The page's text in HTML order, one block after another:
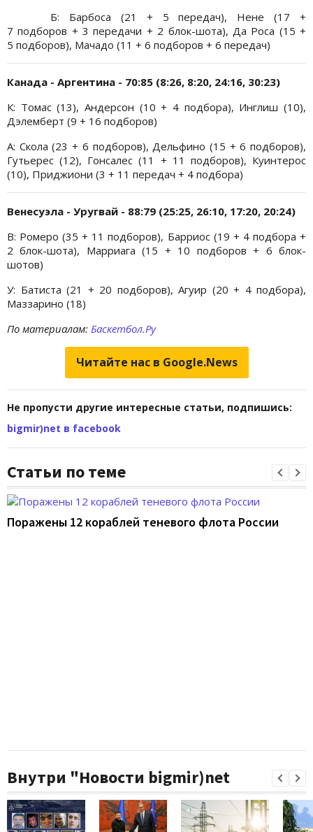
Б: Барбоса (21 + 5 передач), Нене (17 +
7 подборов + 3 передачи + 2 блок-шота), Да Роса (15 +
5 подборов), Мачадо (11 + 6 подборов + 6 передач)
Канада - Аргентина - 70:85 (8:26, 8:20, 24:16, 30:23)
К: Томас (13), Андерсон (10 + 4 подбора), Инглиш (10),
Дэлемберт (9 + 16 подборов)
А: Скола (23 + 6 подборов), Дельфино (15 + 6 подборов),
Гутьерес (12), Гонсалес (11 + 11 подборов), Куинтерос
(10), Приджиони (3 + 11 передач + 4 подбора)
Венесуэла - Уругвай - 88:79 (25:25, 26:10, 17:20, 20:24)
В: Ромеро (35 + 11 подборов), Барриос (19 + 4 подбора +
2 блок-шота), Марриага (15 + 10 подборов + 6 блок-
шотов)
У: Батиста (21 + 20 подборов), Агуир (20 + 4 подбора),
Маззарино (18)
По материалам: Баскетбол.Ру
Читайте нас в Google.News
Не пропусти другие интересные статьи, подпишись:
bigmir)net в facebook
Статьи по теме
Поражены 12 кораблей теневого флота России
Внутри "Новости bigmir)net